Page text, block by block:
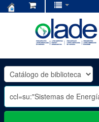
OLADE
-